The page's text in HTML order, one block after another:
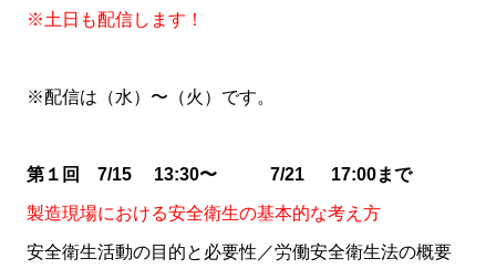
※土日も配信します！
※配信は（水）〜（火）です。
第１回 7/15 13:30〜 7/21 17:00まで
製造現場における安全衛生の基本的な考え方
安全衛生活動の目的と必要性／労働安全衛生法の概要